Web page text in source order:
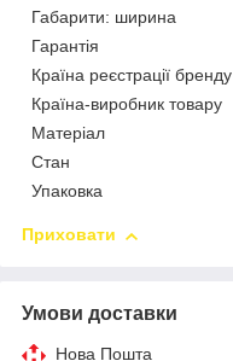
Габарити: ширина
Гарантія
Країна реєстрації бренду
Країна-виробник товару
Матеріал
Стан
Упаковка
Приховати
Умови доставки
Нова Пошта